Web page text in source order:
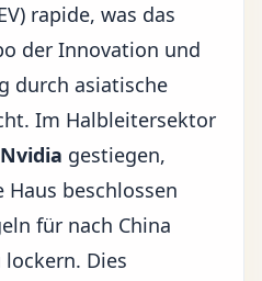
rapide, was das
der Innovation und
durch asiatische
Im Halbleitersektor
Nvidia gestiegen,
Haus beschlossen
für nach China
Dies